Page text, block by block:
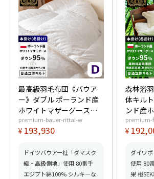
最高級羽毛布団《バウア
ー》ダブル ポーランド産
ホワイトマザーグースダ
ウン95% (440dp以上) 羽
毛量1.7kg 【6つ星プレミ
ッドふとんマーク取得】
premium-bauer-rittai-w
¥ 193,930
ドイツバウアー社「ダマスク
織・高級側地」使用 80番手
エジプト綿100% シルキーな
森林浴
体キル
ンド産
ースダ
上) 羽毛
得】【
ク取得】
premium-
¥
ダイワボ
使用 80
果 橙